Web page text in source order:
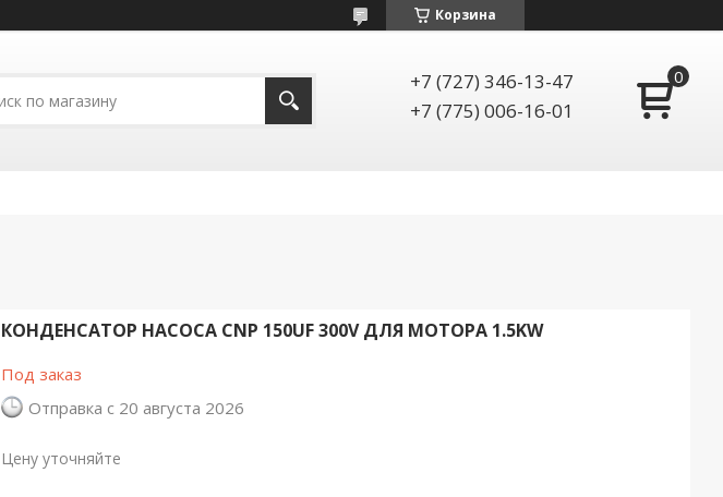
Корзина
+7 (727) 346-13-47
+7 (775) 006-16-01
КОНДЕНСАТОР НАСОСА CNP 150UF 300V ДЛЯ МОТОРА 1.5KW
Под заказ
Отправка с 20 августа 2026
Цену уточняйте